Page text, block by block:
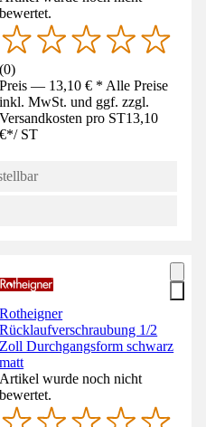
bewertet.
(0)
Preis — 13,10 € * Alle Preise
inkl. MwSt. und ggf. zzgl.
Versandkosten pro ST13,10
€*/ ST
Rotheigner
Rücklaufverschraubung 1/2
Zoll Durchgangsform schwarz
matt
Artikel wurde noch nicht
bewertet.